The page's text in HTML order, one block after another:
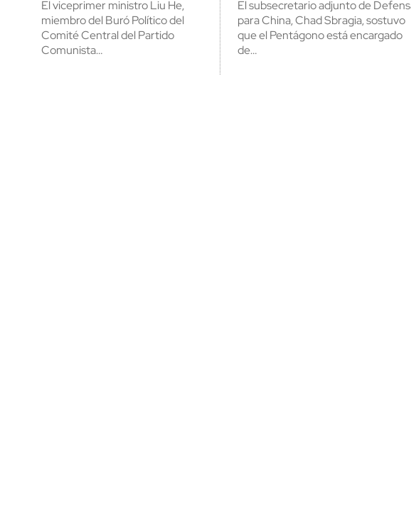
El viceprimer ministro Liu He,
miembro del Buró Político del
Comité Central del Partido
Comunista…
El subsecretario adjunto de
para China, Chad Sbragia, sostuvo
que el Pentágono está encargado
de…